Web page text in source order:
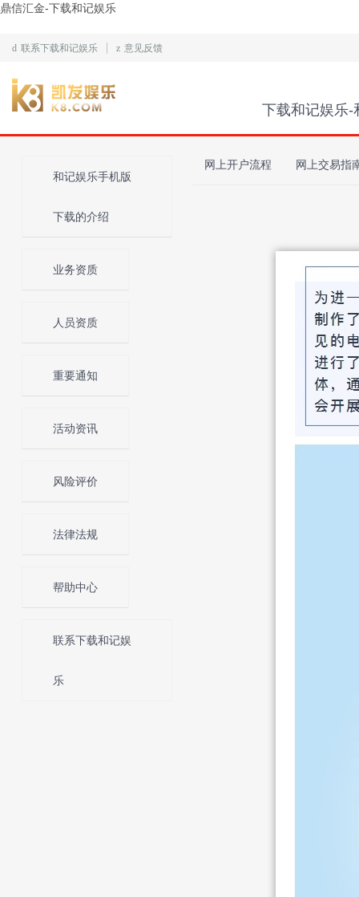
鼎信汇金-下载和记娱乐
d 联系下载和记娱乐 z 意见反馈
下载和记娱乐-
和记娱乐手机版
下载的介绍
业务资质
人员资质
重要通知
活动资讯
风险评价
法律法规
帮助中心
联系下载和记娱
乐
网上开户流程 网上交易指